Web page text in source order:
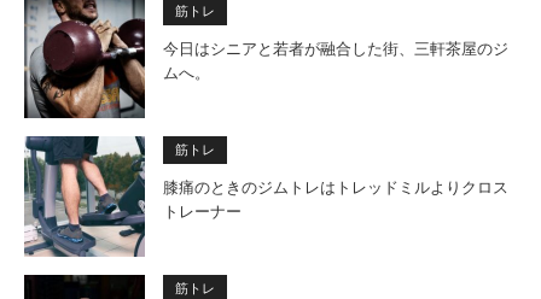
筋トレ
今日はシニアと若者が融合した街、三軒茶屋のジ
ムへ。
筋トレ
膝痛のときのジムトレはトレッドミルよりクロス
トレーナー
筋トレ